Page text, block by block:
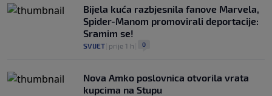
Bijela kuća razbjesnila fanove Marvela,
Spider-Manom promovirali deportacije:
Sramim se!
SVIJET prije 1 h 0
Nova Amko poslovnica otvorila vrata
kupcima na Stupu